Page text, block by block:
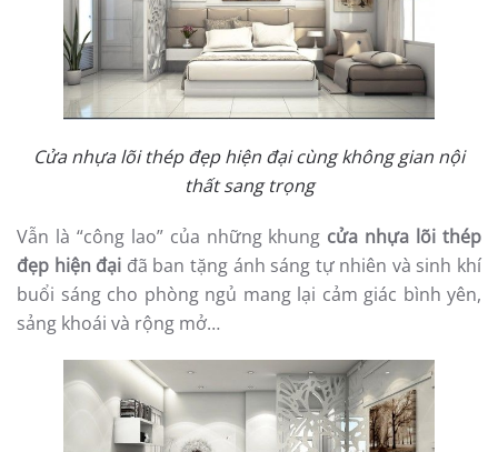
Cửa nhựa lõi thép đẹp hiện đại cùng không gian nội
thất sang trọng
Vẫn là “công lao” của những khung cửa nhựa lõi thép
đẹp hiện đại đã ban tặng ánh sáng tự nhiên và sinh khí
buổi sáng cho phòng ngủ mang lại cảm giác bình yên,
sảng khoái và rộng mở…